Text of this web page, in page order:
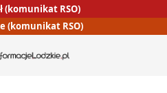
(komunikat RSO)
(komunikat RSO)